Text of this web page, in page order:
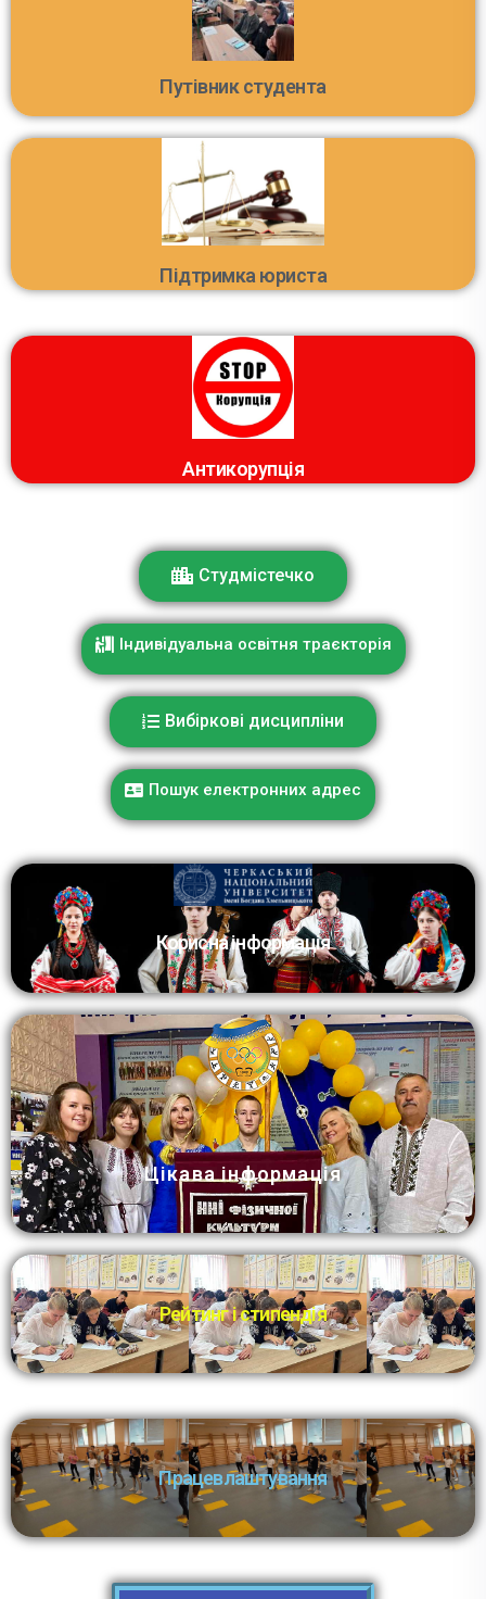
Путівник студента
Підтримка юриста
Антикорупція
Студмістечко
Індивідуальна освітня траєкторія
Вибіркові дисципліни
Пошук електронних адрес
Корисна інформація
Цікава інформація
Рейтинг і стипендія
Працевлаштування